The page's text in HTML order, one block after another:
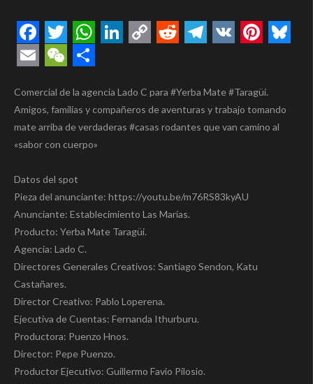
Facebook
TwitterWhatsApp
Comercial de la agencia Lado C para #Yerba Mate #Taragüi.
Amigos, familias y compañeros de aventuras y trabajo tomando
mate arriba de verdaderas #casas rodantes que van camino al
«sabor con cuerpo»
Datos del spot
Pieza del anunciante: https://youtu.be/m76RS83kyAU
Anunciante: Establecimiento Las Marías.
Producto: Yerba Mate Taragüi.
Agencia: Lado C.
Directores Generales Creativos: Santiago Sendon, Katu
Castañares.
Director Creativo: Pablo Loperena.
Ejecutiva de Cuentas: Fernanda Ithurburu.
Productora: Puenzo Hnos.
Director: Pepe Puenzo.
Productor Ejecutivo: Guillermo Favio Pilosio.